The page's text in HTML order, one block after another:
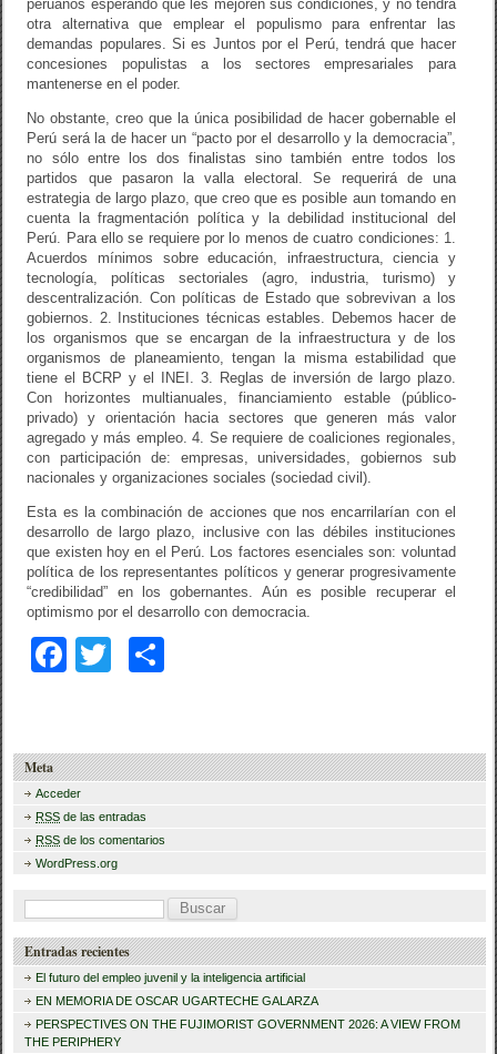
peruanos esperando que les mejoren sus condiciones, y no tendrá
otra alternativa que emplear el populismo para enfrentar las
demandas populares. Si es Juntos por el Perú, tendrá que hacer
concesiones populistas a los sectores empresariales para
mantenerse en el poder.
No obstante, creo que la única posibilidad de hacer gobernable el
Perú será la de hacer un “pacto por el desarrollo y la democracia”,
no sólo entre los dos finalistas sino también entre todos los
partidos que pasaron la valla electoral. Se requerirá de una
estrategia de largo plazo, que creo que es posible aun tomando en
cuenta la fragmentación política y la debilidad institucional del
Perú. Para ello se requiere por lo menos de cuatro condiciones: 1.
Acuerdos mínimos sobre educación, infraestructura, ciencia y
tecnología, políticas sectoriales (agro, industria, turismo) y
descentralización. Con políticas de Estado que sobrevivan a los
gobiernos. 2. Instituciones técnicas estables. Debemos hacer de
los organismos que se encargan de la infraestructura y de los
organismos de planeamiento, tengan la misma estabilidad que
tiene el BCRP y el INEI. 3. Reglas de inversión de largo plazo.
Con horizontes multianuales, financiamiento estable (público-
privado) y orientación hacia sectores que generen más valor
agregado y más empleo. 4. Se requiere de coaliciones regionales,
con participación de: empresas, universidades, gobiernos sub
nacionales y organizaciones sociales (sociedad civil).
Esta es la combinación de acciones que nos encarrilarían con el
desarrollo de largo plazo, inclusive con las débiles instituciones
que existen hoy en el Perú. Los factores esenciales son: voluntad
política de los representantes políticos y generar progresivamente
“credibilidad” en los gobernantes. Aún es posible recuperar el
optimismo por el desarrollo con democracia.
F
e
b
o
o
k
T
er p
tir
Meta
Acceder
RSS de las entradas
RSS de los comentarios
WordPress.org
B
u
s
c
a
Entradas recientes
El futuro del empleo juvenil y la inteligencia artificial
EN MEMORIA DE OSCAR UGARTECHE GALARZA
PERSPECTIVES ON THE FUJIMORIST GOVERNMENT 2026: A VIEW FROM
THE PERIPHERY